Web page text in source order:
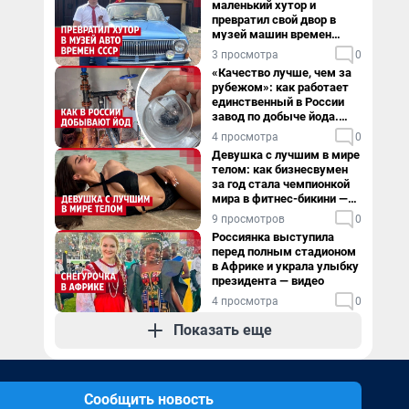
маленький хутор и
превратил свой двор в
музей машин времен
СССР. Видео
3 просмотра 0
«Качество лучше, чем за
рубежом»: как работает
единственный в России
завод по добыче йода.
Видео
4 просмотра 0
Девушка с лучшим в мире
телом: как бизнесвумен
за год стала чемпионкой
мира в фитнес-бикини —
видео
9 просмотров 0
Россиянка выступила
перед полным стадионом
в Африке и украла улыбку
президента — видео
4 просмотра 0
Показать еще
Сообщить новость